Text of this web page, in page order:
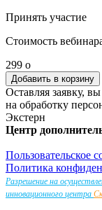
Принять участие
Стоимость
299 o
Оставляя заявку,
на обработку
Экстерн
Центр
Пользовательское
Политика
Разрешение на
инновационного центра